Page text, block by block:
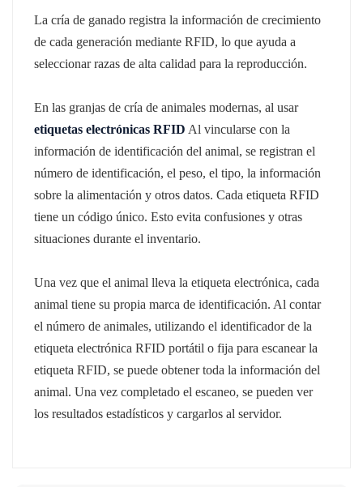
La cría de ganado registra la información de crecimiento
de cada generación mediante RFID, lo que ayuda a
seleccionar razas de alta calidad para la reproducción.
En las granjas de cría de animales modernas, al usar
etiquetas electrónicas RFID Al vincularse con la
información de identificación del animal, se registran el
número de identificación, el peso, el tipo, la información
sobre la alimentación y otros datos. Cada etiqueta RFID
tiene un código único. Esto evita confusiones y otras
situaciones durante el inventario.
Una vez que el animal lleva la etiqueta electrónica, cada
animal tiene su propia marca de identificación. Al contar
el número de animales, utilizando el identificador de la
etiqueta electrónica RFID portátil o fija para escanear la
etiqueta RFID, se puede obtener toda la información del
animal. Una vez completado el escaneo, se pueden ver
los resultados estadísticos y cargarlos al servidor.